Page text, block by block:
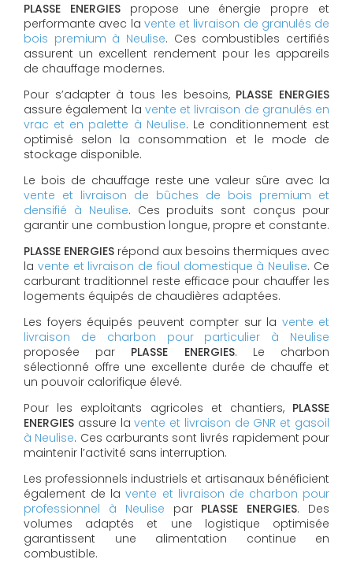
PLASSE ENERGIESpropose une énergie propre et
performante avec la vente et livraison de granulés de
bois premium à Neulise. Ces combustibles certifiés
assurent un excellent rendement pour les appareils
de chauffage modernes.
Pour s’adapter à tous les besoins, PLASSE ENERGIES
assure également la vente et livraison de granulés en
vrac et en palette à Neulise. Le conditionnement est
optimisé selon la consommation et le mode de
stockage disponible.
Le bois de chauffage reste une valeur sûre avec la
vente et livraison de bûches de bois premium et
densifié à Neulise. Ces produits sont conçus pour
garantir une combustion longue, propre et constante.
PLASSE ENERGIES répond aux besoins thermiques avec
la vente et livraison de fioul domestique à Neulise. Ce
carburant traditionnel reste efficace pour chauffer les
logements équipés de chaudières adaptées.
Les foyers équipés peuvent compter sur la vente et
livraison de charbon pour particulier à Neulise
proposée par PLASSE ENERGIES. Le charbon
sélectionné offre une excellente durée de chauffe et
un pouvoir calorifique élevé.
Pour les exploitants agricoles et chantiers, PLASSE
ENERGIES assure lavente et livraison de GNR et gasoil
à Neulise. Ces carburants sont livrés rapidement pour
maintenir l’activité sans interruption.
Les professionnels industriels et artisanaux bénéficient
également de lavente et livraison de charbon pour
professionnel à Neulise par PLASSE ENERGIES. Des
volumes adaptés et une logistique optimisée
garantissent une alimentation continue en
combustible.